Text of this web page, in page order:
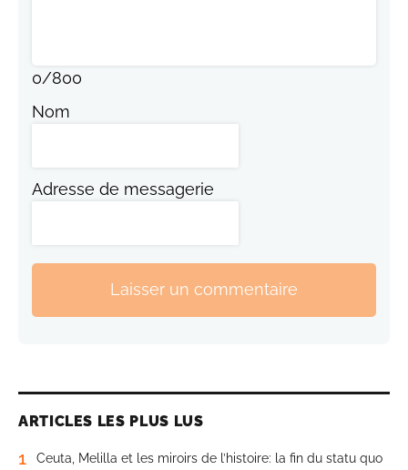
0/800
Nom
Adresse de messagerie
Laisser un commentaire
ARTICLES LES PLUS LUS
1 Ceuta, Melilla et les miroirs de l’histoire: la fin du statu quo